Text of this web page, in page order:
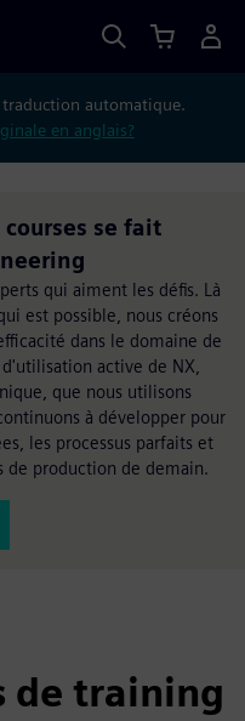
traduction automatique.
en anglais?
courses se fait
qui aiment les défis. Là
est possible, nous créons
dans le domaine de
d'utilisation active de NX,
que nous utilisons
à développer pour
les processus parfaits et
de production de demain.
de training